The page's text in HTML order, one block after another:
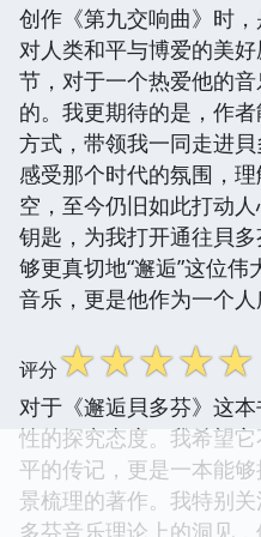
创作《第九交响曲》时
对人类和平与博爱的美
节，对于一个热爱他的
的。我更期待的是，作
方式，带领我一同走进
感受那个时代的氛围，
空，至今仍旧如此打动
钥匙，为我打开通往貝
够更真切地“邂逅”这位
音乐，更是他作为一个人
评分☆☆☆☆☆
对于《邂逅貝多芬》这
性的探究态度。我希望
平的传记，更是一本能
景梳理的著作。我特别
多芬音乐理论上的洞见